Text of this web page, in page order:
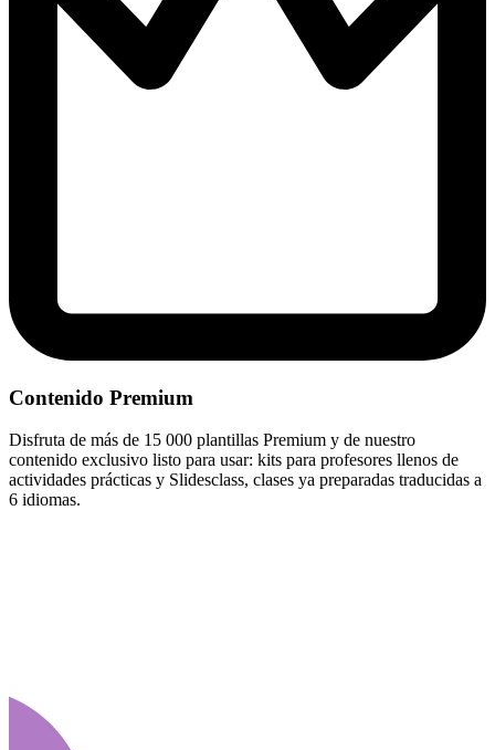
Contenido Premium
Disfruta de más de 15 000 plantillas Premium y de nuestro
contenido exclusivo listo para usar: kits para profesores llenos de
actividades prácticas y Slidesclass, clases ya preparadas traducidas a
6 idiomas.